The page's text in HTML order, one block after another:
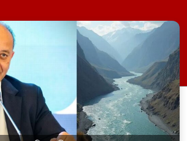
হাত দিলে সেই হাত কেটে
কেন্দ্রীয় জলসম্পদ মন্ত্রী সি
আগামী দেড় থেকে দুই বছরের